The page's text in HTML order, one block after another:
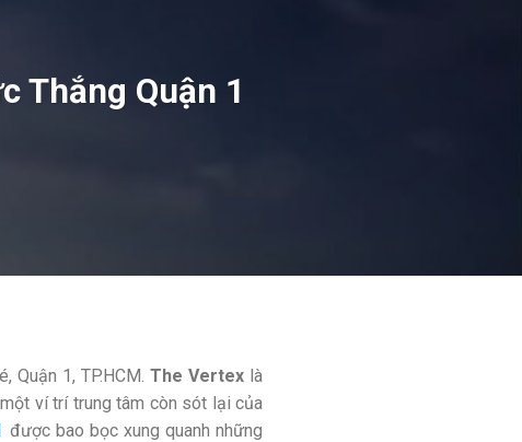
Thắng Quận 1
Quận 1, TP.HCM.The Vertex là
ví trí trung tâm còn sót lại của
được bao bọc xung quanh những